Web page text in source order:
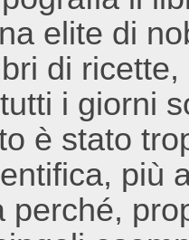
elite di
di
i giorni
è stato
più